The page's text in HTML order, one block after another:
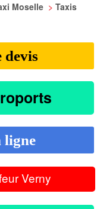
Moselle > Taxis
devis
ligne
Verny